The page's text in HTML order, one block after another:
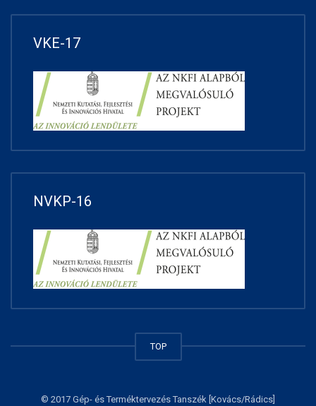
VKE-17
NVKP-16
TOP
© 2017 Gép- és Terméktervezés Tanszék [Kovács/Rádics]